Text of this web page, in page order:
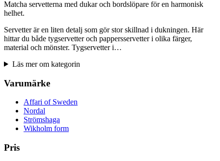
Matcha servetterna med dukar och bordslöpare för en harmonisk
helhet.
Servetter är en liten detalj som gör stor skillnad i dukningen. Här
hittar du både tygservetter och pappersservetter i olika färger,
material och mönster. Tygservetter i…
Läs mer om kategorin
Varumärke
Affari of Sweden
Nordal
Strömshaga
Wikholm form
Pris